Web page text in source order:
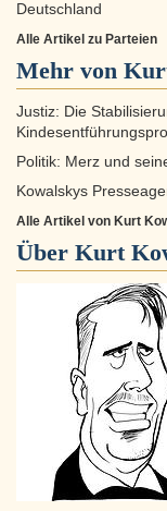
Deutschland
Alle Artikel zu Parteien
Mehr von
Justiz: Die
Politik: Merz und
Kowalskys
Alle Artikel von Kurt
Über Kurt